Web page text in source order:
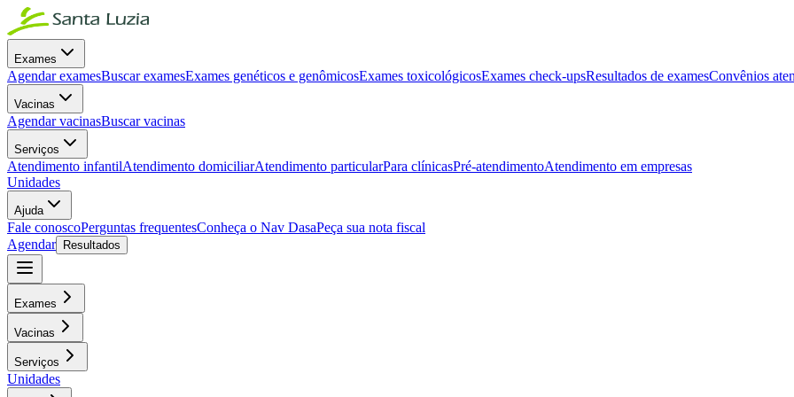
Exames
Agendar examesBuscar examesExames genéticos e genômicosExames toxicológicosExames check-upsResultados de examesConvênios
Vacinas
Agendar vacinasBuscar vacinas
Serviços
Atendimento infantilAtendimento domiciliarAtendimento particularPara clínicasPré-atendimentoAtendimento em empresas
Unidades
Ajuda
Fale conoscoPerguntas frequentesConheça o Nav DasaPeça sua nota fiscal
Agendar
Resultados
Exames
Vacinas
Serviços
Unidades